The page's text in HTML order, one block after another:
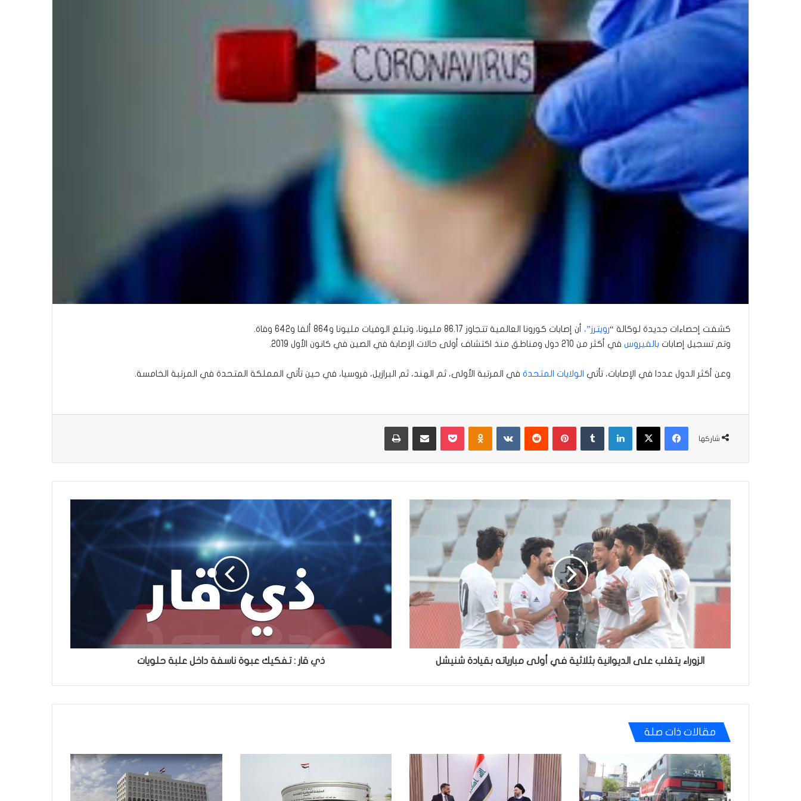
كشفت إحصاءات جديدة لوكالة “رويترز”، أن إصابات كورونا العالمية تتجاوز 86.17 مليونا، وتبلغ الوفيات مليونا و864 ألفا و642 وفاة.
وتم تسجيل إصابات بالفيروس في أكثر من 210 دول ومناطق منذ اكتشاف أولى حالات الإصابة في الصين في كانون الأول 2019.
وعن أكثر الدول عددا في الإصابات، تأتي الولايات المتحدة في المرتبة الأولى، ثم الهند، ثم البرازيل، فروسيا، في حين تأتي المملكة المتحدة في المرتبة الخامسة.
شاركها
فيسبوك
‫X لينكدإن بينتيريست Odnoklassniki
‫Pocketمشاركة عبر البريد طباعة
الزوراء
الديوانية
بثلاثية
في
أولى
مبارياته
بقيادة
الزوراء يتغلب على الديوانية بثلاثية في أولى مبارياته بقيادة شنيشل
ذي
قار
تفكيك
عبوة
ناسفة
علبة
ذي قار : تفكيك عبوة ناسفة داخل علبة حلويات
مقالات ذات صلة